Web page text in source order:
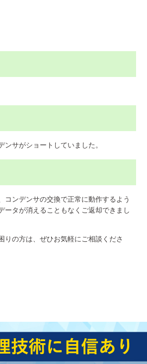
ンサがショートしていました。
コンデンサの交換で正常に動作するよう
ータが消えることもなくご返却できまし
りの方は、ぜひお気軽にご相談くださ